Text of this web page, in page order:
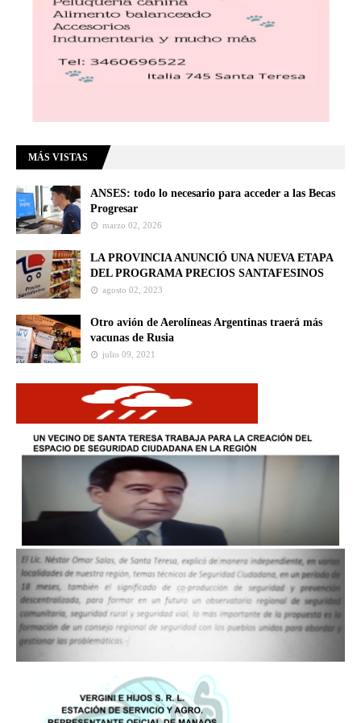
MÁS VISTAS
ANSES: todo lo necesario para acceder a las Becas
Progresar
marzo 02, 2026
LA PROVINCIA ANUNCIÓ UNA NUEVA ETAPA
DEL PROGRAMA PRECIOS SANTAFESINOS
agosto 02, 2023
Otro avión de Aerolíneas Argentinas traerá más
vacunas de Rusia
julio 09, 2021